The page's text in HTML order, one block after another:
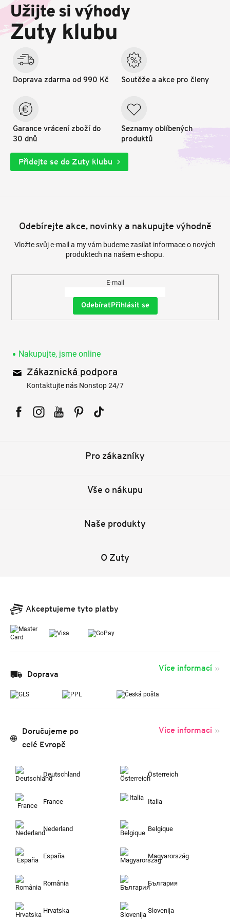
a
í
Užijte si výhody
Zuty klubu
Doprava zdarma od 990 Kč
Garance vrácení zboží do
30 dnů
Soutěže a akce pro členy
Seznamy oblíbených
produktů
Přidejte se do Zuty klubu
Odebírejte akce, novinky a nakupujte výhodně
Vložte svůj e-mail a my vám budeme zasílat informace o nových
produktech na našem e-shopu.
E-mail
Přihlásit se
Nakupujte, jsme online
Zákaznická podpora
Kontaktujte nás Nonstop 24/7
Pro zákazníky
Vše o nákupu
Naše produkty
O Zuty
Akceptujeme tyto platby
Doprava
Více informací
Doručujeme po
celé Evropě
Více informací
Deutschland Österreich
France Italia
Nederland Belgique
España Magyarország
România България
Hrvatska Slovenija